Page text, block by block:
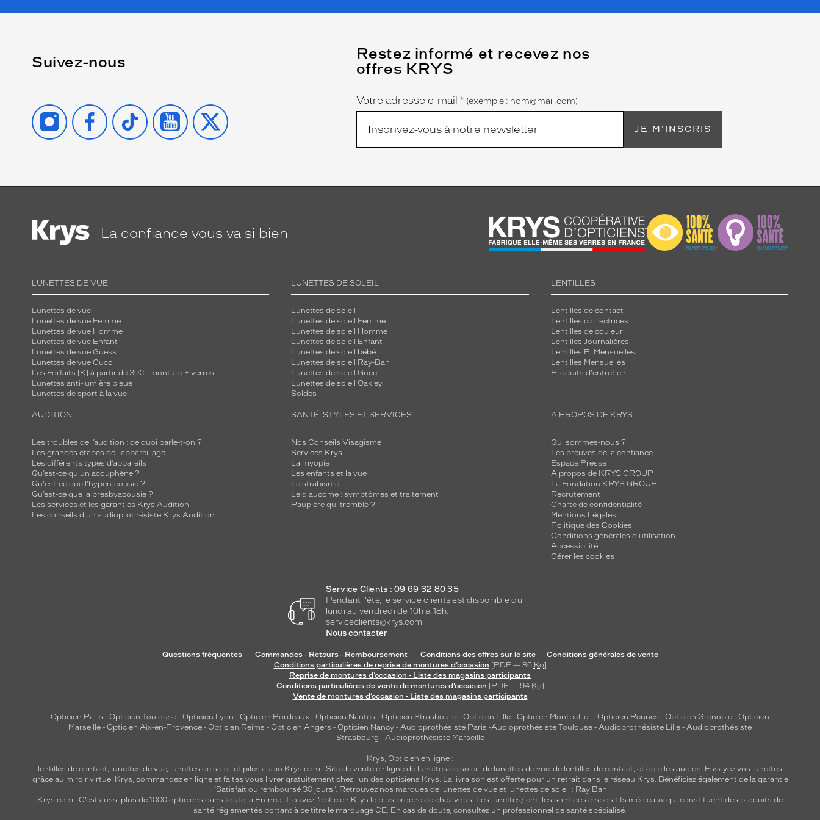
Suivez-nous
INSTAGRAMFACEBOOK
TIKTOK YOUTUBE
X
Restez informé et recevez nos
offres KRYS
Name
Votre adresse e-mail *
(Ce
champ
est
obligatoire)
(exemple : nom@mail.com)
JE M'INSCRIS
La confiance vous va si bien
LUNETTES DE VUE
Lunettes de vue
Lunettes de vue Femme
Lunettes de vue Homme
Lunettes de vue Enfant
Lunettes de vue Guess
Lunettes de vue Gucci
Les Forfaits [K] à partir de 39€ - monture + verres
Lunettes anti-lumière bleue
Lunettes de sport à la vue
LUNETTES DE SOLEIL
Lunettes de soleil
Lunettes de soleil Femme
Lunettes de soleil Homme
Lunettes de soleil Enfant
Lunettes de soleil bébé
Lunettes de soleil Ray-Ban
Lunettes de soleil Gucci
Lunettes de soleil Oakley
Soldes
LENTILLES
Lentilles de contact
Lentilles correctrices
Lentilles de couleur
Lentilles Journalières
Lentilles Bi Mensuelles
Lentilles Mensuelles
Produits d'entretien
AUDITION
Les troubles de l’audition : de quoi parle-t-on ?
Les grandes étapes de l'appareillage
Les différents types d’appareils
Qu’est-ce qu'un acouphène ?
Qu'est-ce que l'hyperacousie ?
Qu’est-ce que la presbyacousie ?
Les services et les garanties Krys Audition
Les conseils d'un audioprothésiste Krys Audition
SANTÉ, STYLES ET SERVICES
Nos Conseils Visagisme
Services Krys
La myopie
Les enfants et la vue
Le strabisme
Le glaucome : symptômes et traitement
Paupière qui tremble ?
A PROPOS DE KRYS
Qui sommes-nous ?
Les preuves de la confiance
Espace Presse
A propos de KRYS GROUP
La Fondation KRYS GROUP
Recrutement
Charte de confidentialité
Mentions Légales
Politique des Cookies
Conditions générales d'utilisation
Accessibilité
Gérer les cookies
Service Clients : 09 69 32 80 35
Pendant l'été, le service clients est disponible du
lundi au vendredi de 10h à 18h.
serviceclients@krys.com
Nous contacter
Questions fréquentes Commandes - Retours - Remboursement Conditions des offres sur le site
Conditions générales de vente
Conditions particulières de reprise de montures d’occasion [PDF — 86 Ko]
Reprise de montures d’occasion - Liste des magasins participants
Conditions particulières de vente de montures d’occasion [PDF — 94 Ko]
Vente de montures d’occasion - Liste des magasins participants
Opticien Paris - Opticien Toulouse - Opticien Lyon - Opticien Bordeaux - Opticien Nantes - Opticien Strasbourg - Opticien Lille - Opticien Montpellier - Opticien Rennes - Opticien Grenoble - Opticien
Marseille - Opticien Aix-en-Provence - Opticien Reims - Opticien Angers - Opticien Nancy - Audioprothésiste Paris -Audioprothésiste Toulouse - Audioprothésiste Lille - Audioprothésiste
Strasbourg - Audioprothésiste Marseille
Krys, Opticien en ligne :
lentilles de contact, lunettes de vue, lunettes de soleil et piles audio Krys.com : Site de vente en ligne de lunettes de soleil, de lunettes de vue, de lentilles de contact, et de piles audios. Essayez vos lunettes
grâce au miroir virtuel Krys, commandez en ligne et faites vous livrer gratuitement chez l'un des opticiens Krys. La livraison est offerte pour un retrait dans le réseau Krys. Bénéficiez également de la garantie
"Satisfait ou remboursé 30 jours". Retrouvez nos marques de lunettes de vue et lunettes de soleil : Ray Ban
Krys.com : C’est aussi plus de 1000 opticiens dans toute la France. Trouvez l’opticien Krys le plus proche de chez vous. Les lunettes/lentilles sont des dispositifs médicaux qui constituent des produits de
santé réglementés portant à ce titre le marquage CE. En cas de doute, consultez un professionnel de santé spécialisé.